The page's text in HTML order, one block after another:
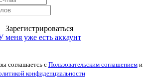
Зарегистрироваться
меня уже есть аккаунт
соглашаетсь с Пользовательским соглашениеми
конфиденциальности